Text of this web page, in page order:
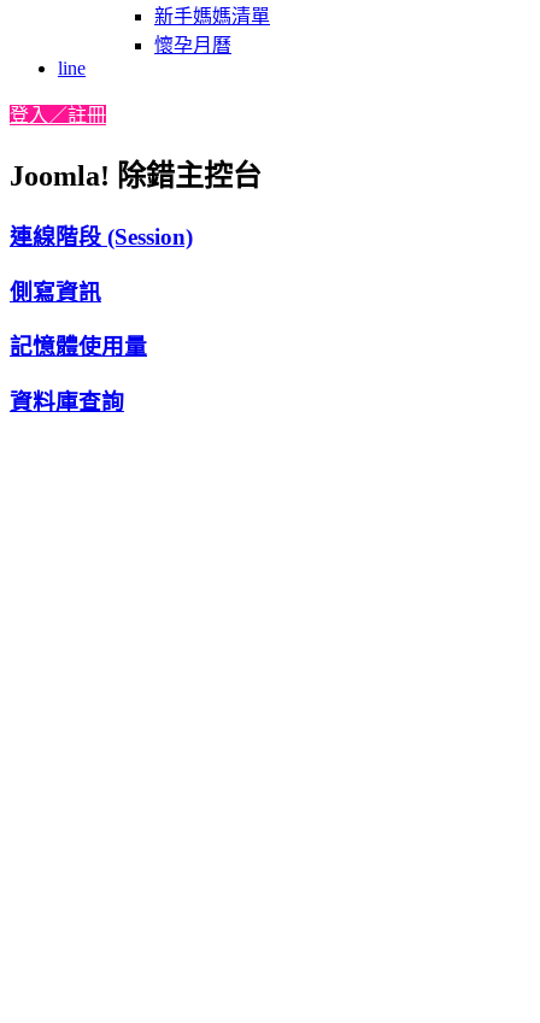
新手媽媽清單
懷孕月曆
line
登入／註冊
Joomla! 除錯主控台
連線階段 (Session)
側寫資訊
記憶體使用量
資料庫查詢